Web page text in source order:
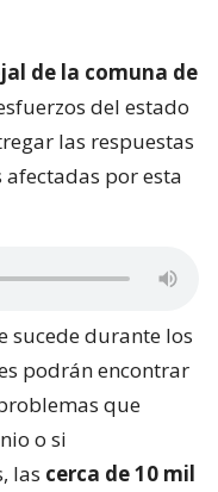
de la comuna de
del estado
las respuestas
afectadas por esta
sucede durante los
podrán encontrar
que
o si
las cerca de 10 mil